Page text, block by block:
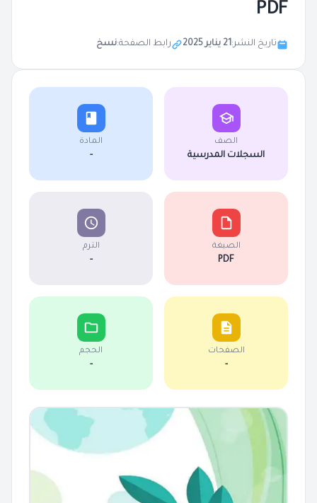
PDF
تاريخ النشر:21 يناير 2025 رابط الصفحة:نسخ
الصف
السجلات المدرسية
المادة
-
الصيغة
PDF
الترم
-
الصفحات
-
الحجم
-